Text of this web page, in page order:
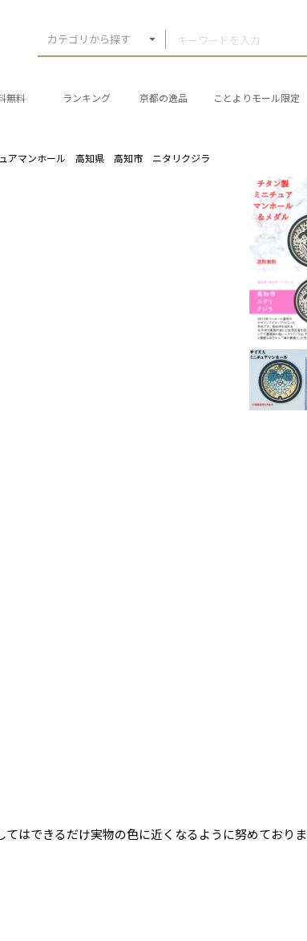
カテゴリから探す
無料 ランキング 京都の逸品 ことよりモール限定
ュアマンホール 高知県 高知市 ニタリクジラ
はできるだけ実物の色に近くなるように努めてお